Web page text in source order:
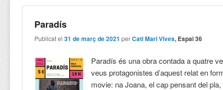
Paradís
Publicat el31 de març de 2021 perCati Mari Vives, Espai 36
Paradís és una obra contada a quatre
veus protagonistes d’aquest relat en
movie: na Joana, el cap pensant del